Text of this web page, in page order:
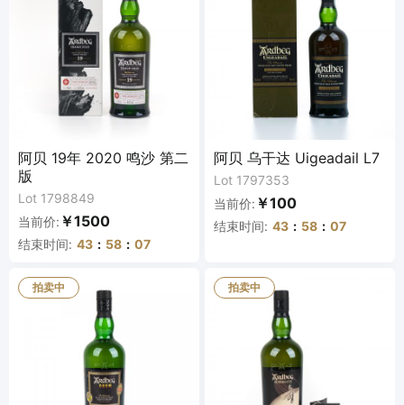
阿贝 19年 2020 鸣沙 第二
版
Lot 1798849
当前价: ￥1500
结束时间: 43 : 58 : 07
阿贝 乌干达 Uigeadail L7
Lot 1797353
当前价: ￥100
结束时间: 43 : 58 : 07
拍卖中 拍卖中